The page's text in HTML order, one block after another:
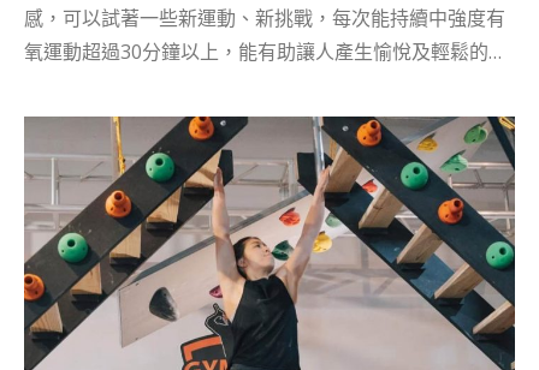
感，可以試著一些新運動、新挑戰，每次能持續中強度有
氧運動超過30分鐘以上，能有助讓人產生愉悅及輕鬆的感
緒。 建立興趣之餘又可以提升技能，不想渾渾噩噩又一
年，今年記得要準備新挑戰給自己呢﹗編輯精選全新新手
體驗班、運動課程優惠，陪你一起投入運動熱﹗ 試玩體驗
- BOLD X HKATCIG 限定爬樹課程 $250新手體驗優惠 在
Instagram 查看這則貼文 BBOLD EXPLORATION 運動 挑
戰 旅遊（@bbold.exploration）分享的貼文 上次訪問包
山后兼攀樹教練Angel Wong Ka Yan 之後 ，推出的攀樹
課程反應非常熱烈，我們編輯還進行了一個自肥計劃，難